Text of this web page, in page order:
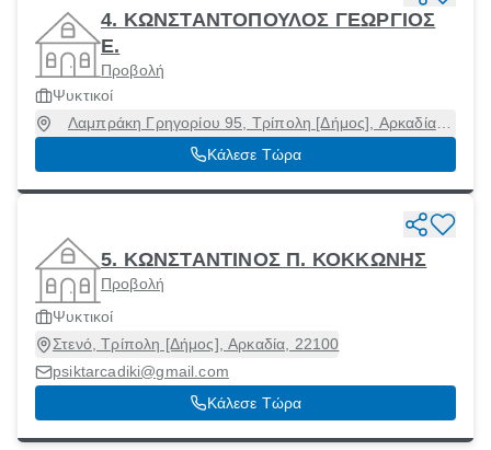
4. ΚΩΝΣΤΑΝΤΟΠΟΥΛΟΣ ΓΕΩΡΓΙΟΣ
Ε.
Προβολή
Ψυκτικοί
Λαμπράκη Γρηγορίου 95, Τρίπολη [Δήμος], Αρκαδία,
22100
Κάλεσε Τώρα
5. ΚΩΝΣΤΑΝΤΙΝΟΣ Π. ΚΟΚΚΩΝΗΣ
Προβολή
Ψυκτικοί
Στενό, Τρίπολη [Δήμος], Αρκαδία, 22100
psiktarcadiki@gmail.com
Κάλεσε Τώρα